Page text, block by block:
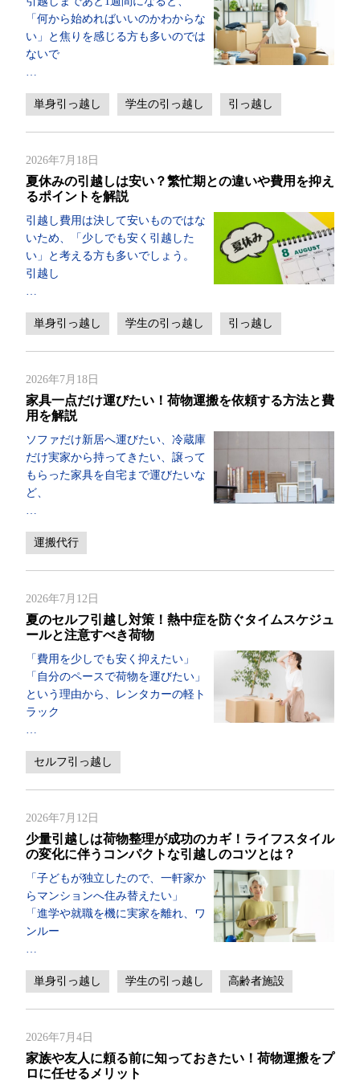
「何から始めればいいのかわからな
い」と焦りを感じる方も多いのでは
ないで
単身引っ越し 学生の引っ越し 引っ越し
2026年7月18日
夏休みの引越しは安い？繁忙期との違いや費用を抑え
るポイントを解説
引越し費用は決して安いものではな
いため、「少しでも安く引越した
い」と考える方も多いでしょう。
引越し
単身引っ越し 学生の引っ越し 引っ越し
2026年7月18日
家具一点だけ運びたい！荷物運搬を依頼する方法と費
用を解説
ソファだけ新居へ運びたい、冷蔵庫
だけ実家から持ってきたい、譲って
もらった家具を自宅まで運びたいな
ど、
運搬代行
2026年7月12日
夏のセルフ引越し対策！熱中症を防ぐタイムスケジュ
ールと注意すべき荷物
「費用を少しでも安く抑えたい」
「自分のペースで荷物を運びたい」
という理由から、レンタカーの軽ト
ラック
セルフ引っ越し
2026年7月12日
少量引越しは荷物整理が成功のカギ！ライフスタイル
の変化に伴うコンパクトな引越しのコツとは？
「子どもが独立したので、一軒家か
らマンションへ住み替えたい」
「進学や就職を機に実家を離れ、ワ
ンルー
単身引っ越し 学生の引っ越し 高齢者施設
2026年7月4日
家族や友人に頼る前に知っておきたい！荷物運搬をプ
ロに任せるメリット